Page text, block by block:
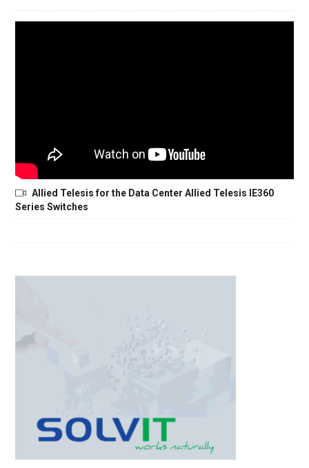
Allied Telesis for the Data Center Allied Telesis IE360
Series Switches